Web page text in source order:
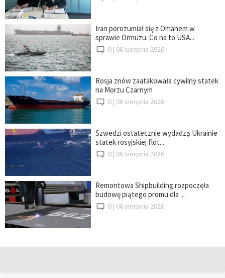
Iran porozumiał się z Omanem w
sprawie Ormuzu. Co na to USA...
0 | 06 sierpnia 2026
Rosja znów zaatakowała cywilny statek
na Morzu Czarnym
0 | 06 sierpnia 2026
Szwedzi ostatecznie wydadzą Ukrainie
statek rosyjskiej flot...
0 | 06 sierpnia 2026
Remontowa Shipbuilding rozpoczęła
budowę piątego promu dla ...
0 | 06 sierpnia 2026